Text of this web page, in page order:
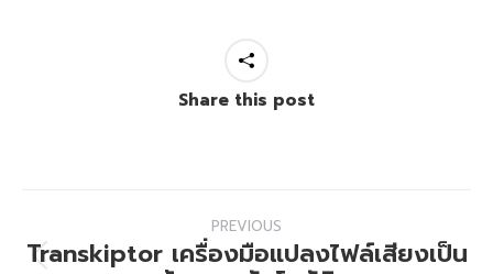
Share this post
navigation
PREVIOUS
Previous
Transkiptor เครื่องมือแปลงไฟล์เสียงเป็น